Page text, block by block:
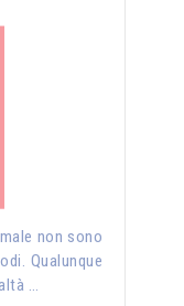
non sono
Qualunque
…